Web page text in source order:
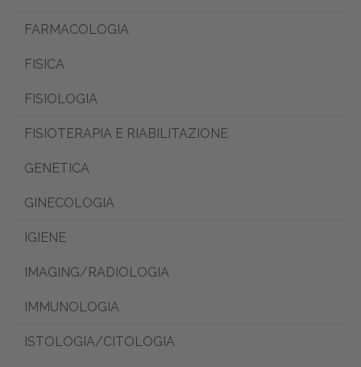
FARMACOLOGIA
FISICA
FISIOLOGIA
FISIOTERAPIA E RIABILITAZIONE
GENETICA
GINECOLOGIA
IGIENE
IMAGING/RADIOLOGIA
IMMUNOLOGIA
ISTOLOGIA/CITOLOGIA